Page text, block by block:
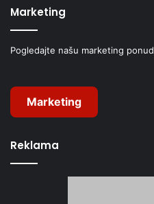
Marketing
Pogledajte našu marketing
Marketing
Reklama